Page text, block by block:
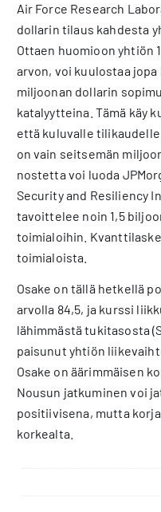
Air Force Research
dollarin tilaus kahdesta
Ottaen huomioon yhtiön
arvon, voi kuulostaa
miljoonan dollarin
katalyytteina. Tämä käy
että kuluvalle
on vain seitsemän
nostetta voi luoda
Security and Resiliency
tavoittelee noin 1,5
toimialoihin.
toimialoista.
Osake on tällä hetkellä
arvolla 84,5, ja kurssi
lähimmästä tukitasosta
paisunut yhtiön
Osake on äärimmäisen
Nousun jatkuminen voi
positiivisena, mutta
korkealta.